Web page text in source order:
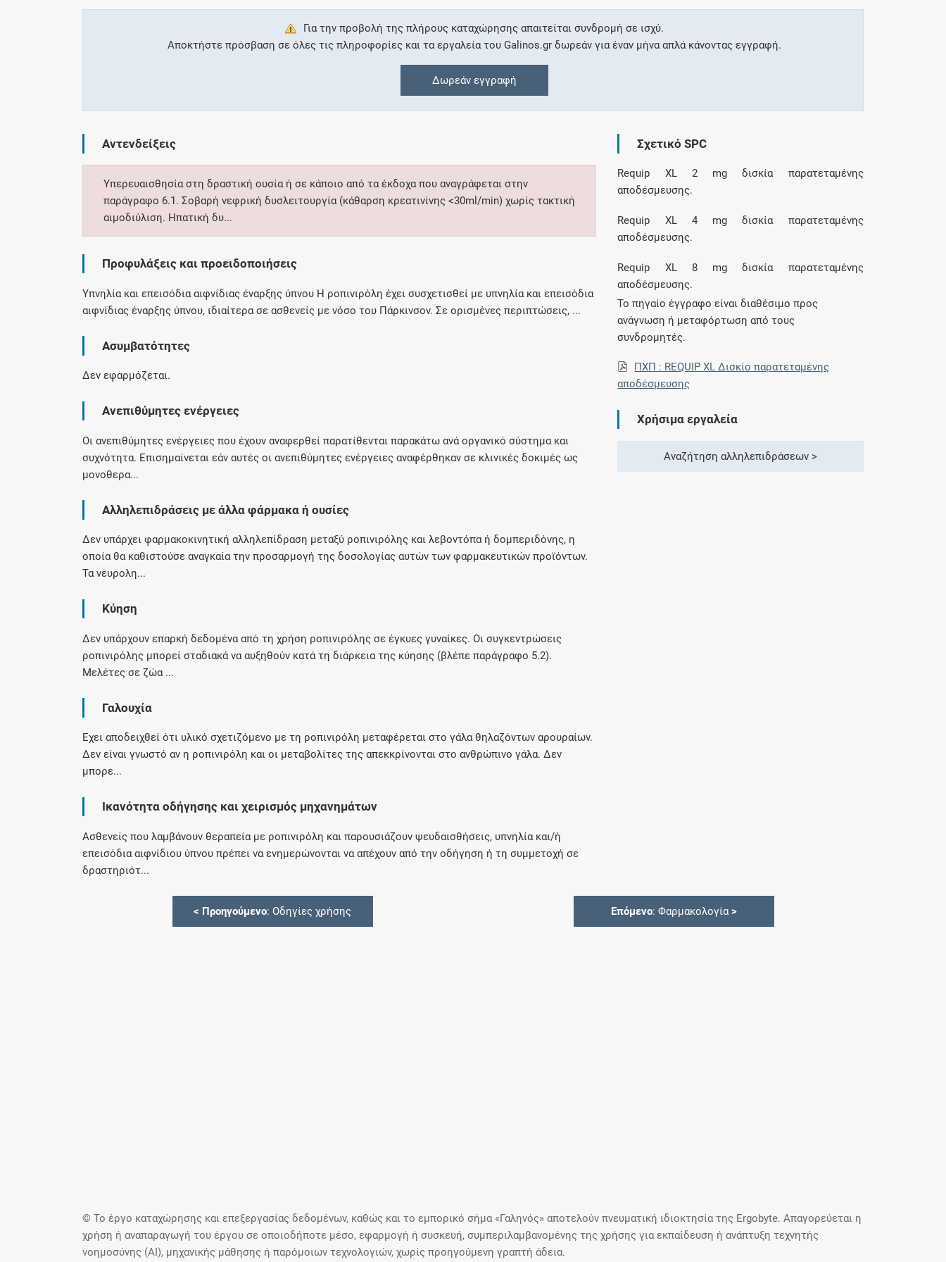
Συνδρομές
Μάθετε περισσότερα για τα οφέλη και τις
επιπλέον παροχές των συνδρομητικών
Ενδείξεις και αγωγές
Βρείτε θεραπευτικές ενδείξεις και αγωγές για
Γνωρίζατε ότι...
Για την προβολή της πλήρους καταχώρησης απαιτείται συνδρομή σε ισχύ.
Αποκτήστε πρόσβαση σε όλες τις πληροφορίες και τα εργαλεία του Galinos.gr δωρεάν για έναν μήνα απλά κάνοντας εγγραφή.
Δωρεάν εγγραφή
Αντενδείξεις
Υπερευαισθησία στη δραστική ουσία ή σε κάποιο από τα έκδοχα που αναγράφεται στην
παράγραφο 6.1. Σοβαρή νεφρική δυσλειτουργία (κάθαρση κρεατινίνης <30ml/min) χωρίς τακτική
αιμοδιύλιση. Ηπατική δυ...
Προφυλάξεις και προειδοποιήσεις
Υπνηλία και επεισόδια αιφνίδιας έναρξης ύπνου Η ροπινιρόλη έχει συσχετισθεί με υπνηλία και επεισόδια
αιφνίδιας έναρξης ύπνου, ιδιαίτερα σε ασθενείς με νόσο του Πάρκινσον. Σε ορισμένες περιπτώσεις, ...
Ασυμβατότητες
Δεν εφαρμόζεται.
Ανεπιθύμητες ενέργειες
Οι ανεπιθύμητες ενέργειες που έχουν αναφερθεί παρατίθενται παρακάτω ανά οργανικό σύστημα και
συχνότητα. Επισημαίνεται εάν αυτές οι ανεπιθύμητες ενέργειες αναφέρθηκαν σε κλινικές δοκιμές ως
μονοθερα...
Αλληλεπιδράσεις με άλλα φάρμακα ή ουσίες
Δεν υπάρχει φαρμακοκινητική αλληλεπίδραση μεταξύ ροπινιρόλης και λεβοντόπα ή δομπεριδόνης, η
οποία θα καθιστούσε αναγκαία την προσαρμογή της δοσολογίας αυτών των φαρμακευτικών προϊόντων.
Τα νευρολη...
Κύηση
Δεν υπάρχουν επαρκή δεδομένα από τη χρήση ροπινιρόλης σε έγκυες γυναίκες. Οι συγκεντρώσεις
ροπινιρόλης μπορεί σταδιακά να αυξηθούν κατά τη διάρκεια της κύησης (βλέπε παράγραφο 5.2).
Μελέτες σε ζώα ...
Γαλουχία
Έχει αποδειχθεί ότι υλικό σχετιζόμενο με τη ροπινιρόλη μεταφέρεται στο γάλα θηλαζόντων αρουραίων.
Δεν είναι γνωστό αν η ροπινιρόλη και οι μεταβολίτες της απεκκρίνονται στο ανθρώπινο γάλα. Δεν
μπορε...
Ικανότητα οδήγησης και χειρισμός μηχανημάτων
Ασθενείς που λαμβάνουν θεραπεία με ροπινιρόλη και παρουσιάζουν ψευδαισθήσεις, υπνηλία και/ή
επεισόδια αιφνίδιου ύπνου πρέπει να ενημερώνονται να απέχουν από την οδήγηση ή τη συμμετοχή σε
δραστηριότ...
Σχετικό SPC
Requip XL 2 mg δισκία παρατεταμένης
αποδέσμευσης.
Requip XL 4 mg δισκία παρατεταμένης
αποδέσμευσης.
Requip XL 8 mg δισκία παρατεταμένης
αποδέσμευσης.
Το πηγαίο έγγραφο είναι διαθέσιμο προς
ανάγνωση ή μεταφόρτωση από τους
συνδρομητές.
ΠΧΠ : REQUIP XL Δισκίο παρατεταμένης
αποδέσμευσης
Χρήσιμα εργαλεία
Αναζήτηση αλληλεπιδράσεων >
< Προηγούμενο: Οδηγίες χρήσης Επόμενο: Φαρμακολογία >
© Το έργο καταχώρησης και επεξεργασίας δεδομένων, καθώς και το εμπορικό σήμα «Γαληνός» αποτελούν πνευματική ιδιοκτησία της Ergobyte. Απαγορεύεται η
χρήση ή αναπαραγωγή του έργου σε οποιοδήποτε μέσο, εφαρμογή ή συσκευή, συμπεριλαμβανομένης της χρήσης για εκπαίδευση ή ανάπτυξη τεχνητής
νοημοσύνης (AI), μηχανικής μάθησης ή παρόμοιων τεχνολογιών, χωρίς προηγούμενη γραπτή άδεια.